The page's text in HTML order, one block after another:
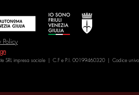
Policy
SRL impresa sociale | C.F e P.I. 00199460320 | Codice